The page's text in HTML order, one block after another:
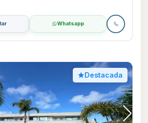
Whatsapp
Destacada